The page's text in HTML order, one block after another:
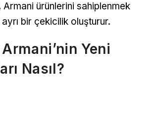
ürünlerini sahiplenmek
bir çekicilik oluşturur.
Yeni
Nasıl?